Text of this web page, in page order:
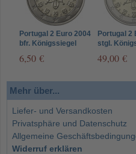
Portugal 2 Euro 2004
bfr. Königssiegel
6,50 €
Portugal 2
stgl.
49,00 €
Mehr über...
Liefer- und Versandkosten
Privatsphäre und Datenschutz
Allgemeine
Widerruf erklären